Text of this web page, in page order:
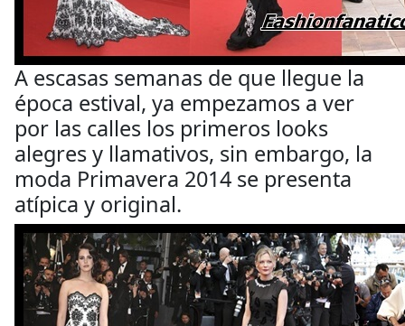
A escasas semanas de que llegue la
época estival, ya empezamos a ver
por las calles los primeros looks
alegres y llamativos, sin embargo, la
moda Primavera 2014 se presenta
atípica y original.